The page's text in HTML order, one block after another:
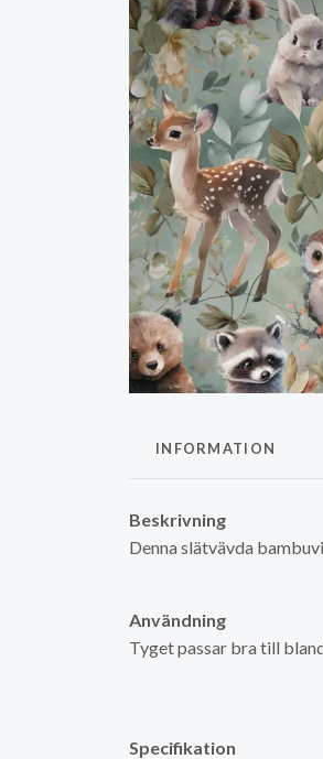
INFORMATION
Beskrivning
Denna slätvävda
Användning
Tyget passar bra till
Specifikation